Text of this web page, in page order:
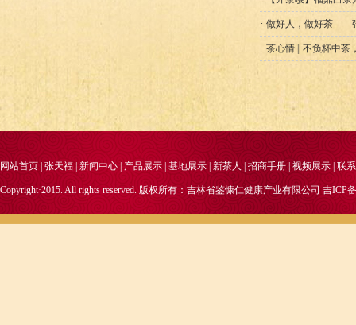
· 做好人，做好茶——
· 茶心情 || 不负杯中茶
网站首页 张天福 新闻中心 产品展示 基地展示 |新茶人| 招商手册|视频展示|联
Copyright·2015. All rights reserved. 版权所有：吉林省鉴慷仁健康产业有限公司 吉ICP